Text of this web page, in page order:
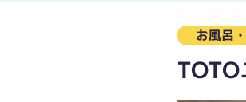
お風呂